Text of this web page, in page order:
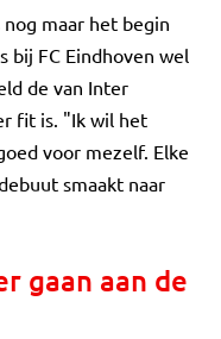
maar het begin
bij FC Eindhoven wel
de van Inter
fit is. "Ik wil het
voor mezelf. Elke
smaakt naar
gaan aan de